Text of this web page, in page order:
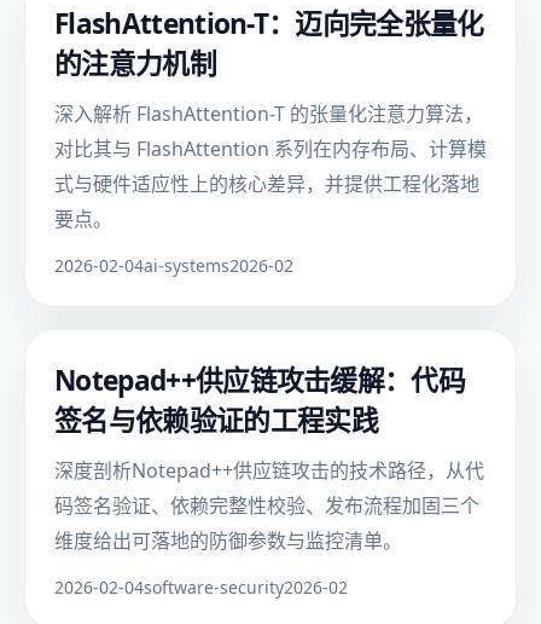
FlashAttention-T：迈向完全张量化
的注意力机制
深入解析 FlashAttention-T 的张量化注意力算法，
对比其与 FlashAttention 系列在内存布局、计算模
式与硬件适应性上的核心差异，并提供工程化落地
要点。
2026-02-04ai-systems2026-02
Notepad++供应链攻击缓解：代码
签名与依赖验证的工程实践
深度剖析Notepad++供应链攻击的技术路径，从代
码签名验证、依赖完整性校验、发布流程加固三个
维度给出可落地的防御参数与监控清单。
2026-02-04software-security2026-02